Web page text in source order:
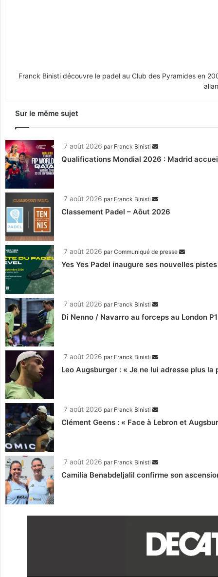
Franck Binisti découvre le padel au Club des Pyramides en
Sur le même sujet
7 août 2026 par Franck Binisti
Qualifications Mondial 2026 : Madrid
7 août 2026 par Franck Binisti
Classement Padel – Aôut 2026
7 août 2026 parCommuniqué de presse
Yes Yes Padel inaugure ses nouvelles
7 août 2026 par Franck Binisti
Di Nenno / Navarro au forceps au London
7 août 2026 par Franck Binisti
Leo Augsburger : « Je ne lui adresse plus
7 août 2026 par Franck Binisti
Clément Geens : « Face à Lebron et
7 août 2026 par Franck Binisti
Camilia Benabdeljalil confirme son